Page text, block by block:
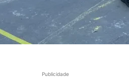
Publicidade